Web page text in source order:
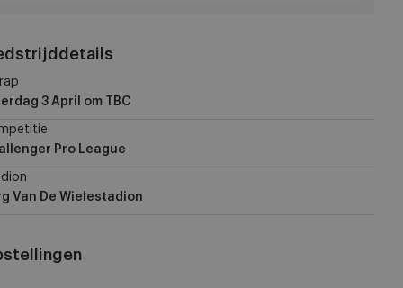
3 April
om TBC
Pro League
Van De Wielestadion